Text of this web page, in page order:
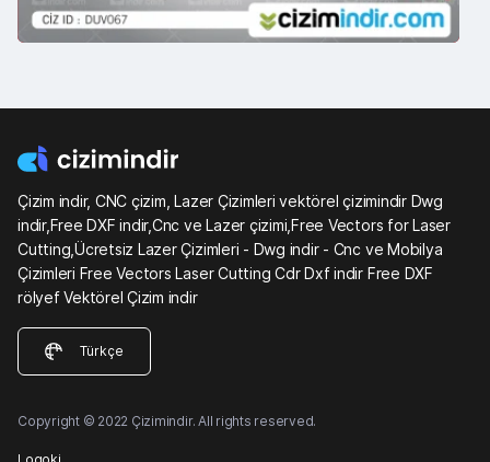
Çizim indir, CNC çizim, Lazer Çizimleri vektörel çizimindir Dwg
indir,Free DXF indir,Cnc ve Lazer çizimi,Free Vectors for Laser
Cutting,Ücretsiz Lazer Çizimleri - Dwg indir - Cnc ve Mobilya
Çizimleri Free Vectors Laser Cutting Cdr Dxf indir Free DXF
rölyef Vektörel Çizim indir
Türkçe
Copyright © 2022 Çizimindir. All rights reserved.